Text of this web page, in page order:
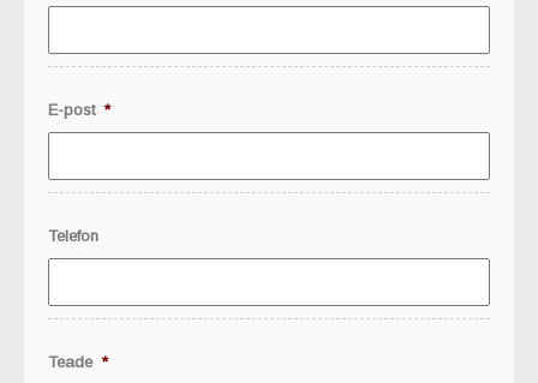
E-post *
Telefon
Teade *